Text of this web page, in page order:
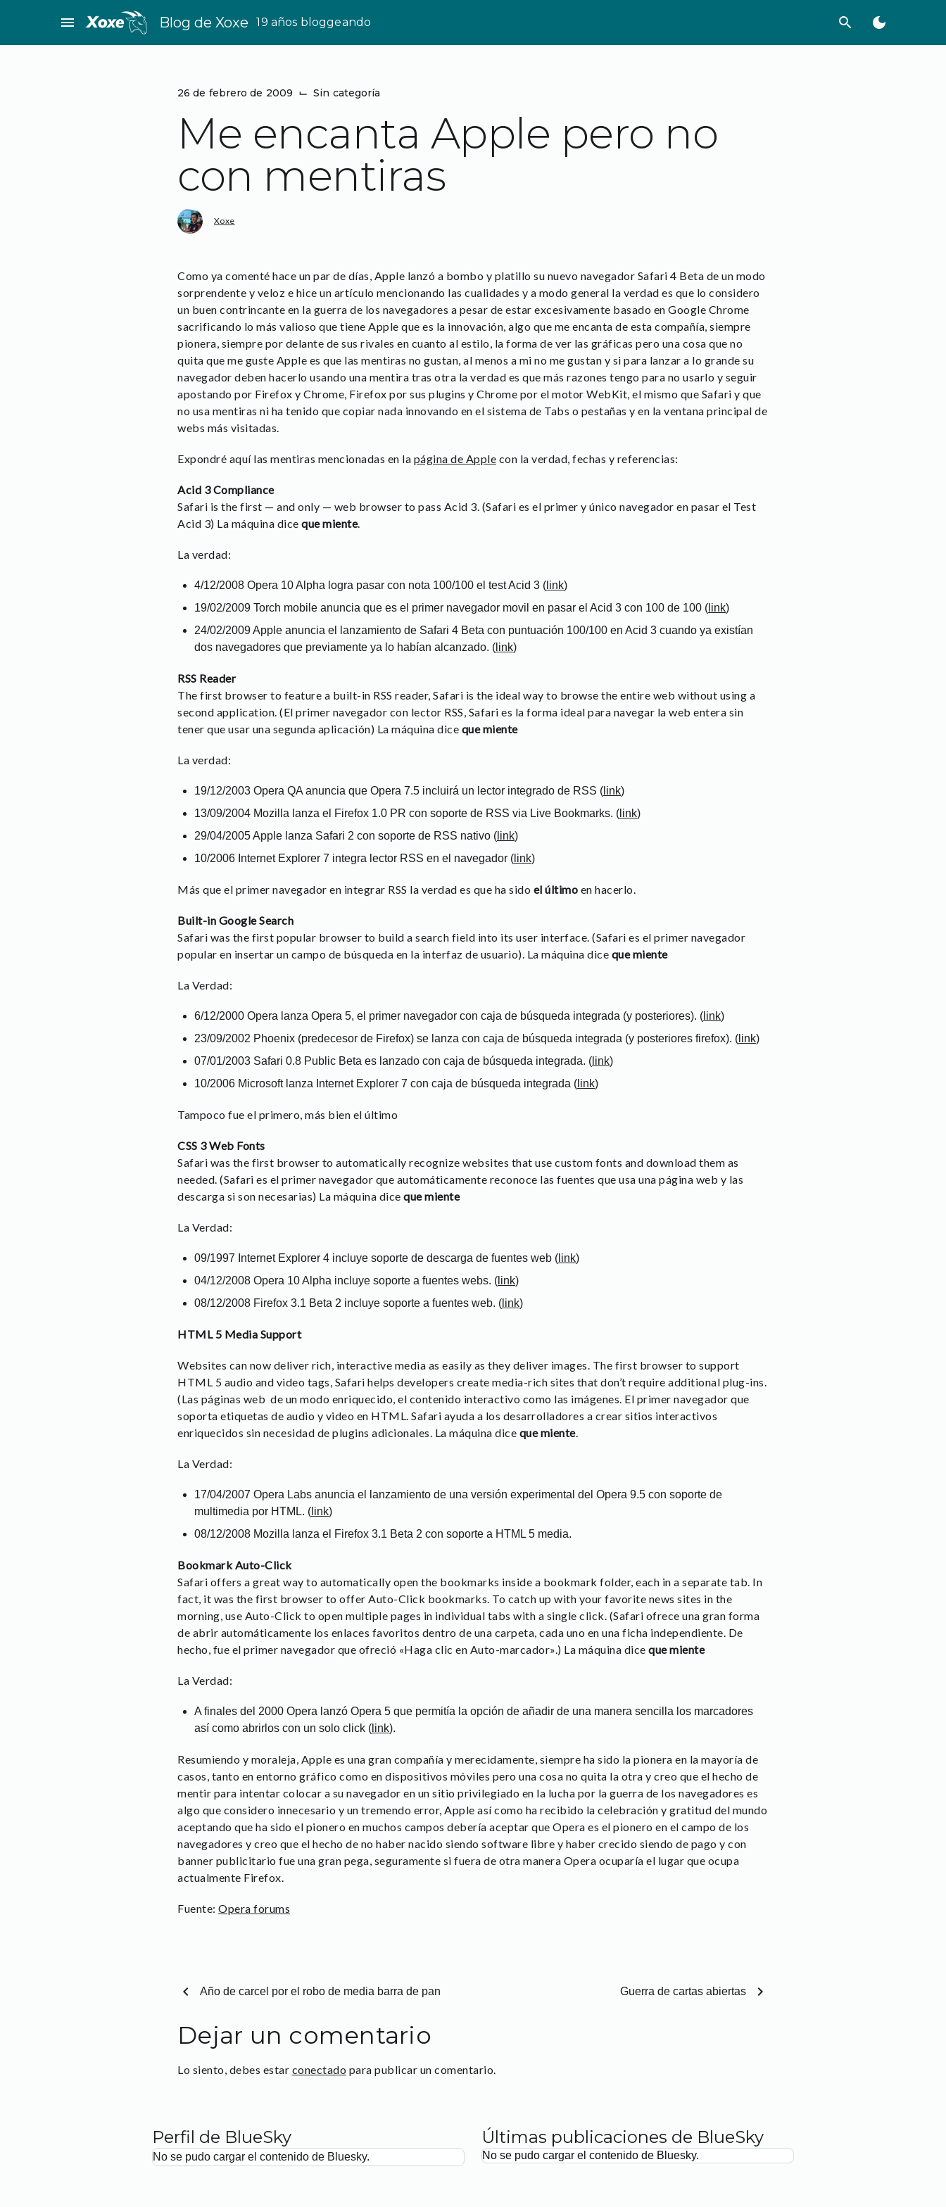
menu Blog de Xoxe 19 años bloggeando search dark_mode
26 de febrero de 2009 ⌙ Sin categoría
Me encanta Apple pero no
con mentiras
Xoxe
Como ya comenté hace un par de días, Apple lanzó a bombo y platillo su nuevo navegador Safari 4 Beta de un modo
sorprendente y veloz e hice un artículo mencionando las cualidades y a modo general la verdad es que lo considero
un buen contrincante en la guerra de los navegadores a pesar de estar excesivamente basado en Google Chrome
sacrificando lo más valioso que tiene Apple que es la innovación, algo que me encanta de esta compañía, siempre
pionera, siempre por delante de sus rivales en cuanto al estilo, la forma de ver las gráficas pero una cosa que no
quita que me guste Apple es que las mentiras no gustan, al menos a mi no me gustan y si para lanzar a lo grande su
navegador deben hacerlo usando una mentira tras otra la verdad es que más razones tengo para no usarlo y seguir
apostando por Firefox y Chrome, Firefox por sus plugins y Chrome por el motor WebKit, el mismo que Safari y que
no usa mentiras ni ha tenido que copiar nada innovando en el sistema de Tabs o pestañas y en la ventana principal de
webs más visitadas.
Expondré aquí las mentiras mencionadas en la página de Apple con la verdad, fechas y referencias:
Acid 3 Compliance
Safari is the first — and only — web browser to pass Acid 3. (Safari es el primer y único navegador en pasar el Test
Acid 3) La máquina dice que miente.
La verdad:
4/12/2008 Opera 10 Alpha logra pasar con nota 100/100 el test Acid 3 ( link)
19/02/2009 Torch mobile anuncia que es el primer navegador movil en pasar el Acid 3 con 100 de 100 ( link)
24/02/2009 Apple anuncia el lanzamiento de Safari 4 Beta con puntuación 100/100 en Acid 3 cuando ya existían
dos navegadores que previamente ya lo habían alcanzado. ( link)
RSS Reader
The first browser to feature a built-in RSS reader, Safari is the ideal way to browse the entire web without using a
second application. (El primer navegador con lector RSS, Safari es la forma ideal para navegar la web entera sin
tener que usar una segunda aplicación) La máquina dice que miente
La verdad:
19/12/2003 Opera QA anuncia que Opera 7.5 incluirá un lector integrado de RSS ( link)
13/09/2004 Mozilla lanza el Firefox 1.0 PR con soporte de RSS via Live Bookmarks. ( link)
29/04/2005 Apple lanza Safari 2 con soporte de RSS nativo ( link)
10/2006 Internet Explorer 7 integra lector RSS en el navegador ( link)
Más que el primer navegador en integrar RSS la verdad es que ha sido el último en hacerlo.
Built-in Google Search
Safari was the first popular browser to build a search field into its user interface. (Safari es el primer navegador
popular en insertar un campo de búsqueda en la interfaz de usuario). La máquina dice que miente
La Verdad:
6/12/2000 Opera lanza Opera 5, el primer navegador con caja de búsqueda integrada (y posteriores). ( link)
23/09/2002 Phoenix (predecesor de Firefox) se lanza con caja de búsqueda integrada (y posteriores firefox). ( link)
07/01/2003 Safari 0.8 Public Beta es lanzado con caja de búsqueda integrada. ( link)
10/2006 Microsoft lanza Internet Explorer 7 con caja de búsqueda integrada ( link)
Tampoco fue el primero, más bien el último
CSS 3 Web Fonts
Safari was the first browser to automatically recognize websites that use custom fonts and download them as
needed. (Safari es el primer navegador que automáticamente reconoce las fuentes que usa una página web y las
descarga si son necesarias) La máquina dice que miente
La Verdad:
09/1997 Internet Explorer 4 incluye soporte de descarga de fuentes web ( link)
04/12/2008 Opera 10 Alpha incluye soporte a fuentes webs. ( link)
08/12/2008 Firefox 3.1 Beta 2 incluye soporte a fuentes web. ( link)
HTML 5 Media Support
Websites can now deliver rich, interactive media as easily as they deliver images. The first browser to support
HTML 5 audio and video tags, Safari helps developers create media-rich sites that don’t require additional plug-ins.
(Las páginas web de un modo enriquecido, el contenido interactivo como las imágenes. El primer navegador que
soporta etiquetas de audio y video en HTML. Safari ayuda a los desarrolladores a crear sitios interactivos
enriquecidos sin necesidad de plugins adicionales. La máquina dice que miente.
La Verdad:
17/04/2007 Opera Labs anuncia el lanzamiento de una versión experimental del Opera 9.5 con soporte de
multimedia por HTML. ( link)
08/12/2008 Mozilla lanza el Firefox 3.1 Beta 2 con soporte a HTML 5 media.
Bookmark Auto-Click
Safari offers a great way to automatically open the bookmarks inside a bookmark folder, each in a separate tab. In
fact, it was the first browser to offer Auto-Click bookmarks. To catch up with your favorite news sites in the
morning, use Auto-Click to open multiple pages in individual tabs with a single click. (Safari ofrece una gran forma
de abrir automáticamente los enlaces favoritos dentro de una carpeta, cada uno en una ficha independiente. De
hecho, fue el primer navegador que ofreció «Haga clic en Auto-marcador».) La máquina dice que miente
La Verdad:
A finales del 2000 Opera lanzó Opera 5 que permitía la opción de añadir de una manera sencilla los marcadores
así como abrirlos con un solo click ( link).
Resumiendo y moraleja, Apple es una gran compañía y merecidamente, siempre ha sido la pionera en la mayoría de
casos, tanto en entorno gráfico como en dispositivos móviles pero una cosa no quita la otra y creo que el hecho de
mentir para intentar colocar a su navegador en un sitio privilegiado en la lucha por la guerra de los navegadores es
algo que considero innecesario y un tremendo error, Apple así como ha recibido la celebración y gratitud del mundo
aceptando que ha sido el pionero en muchos campos debería aceptar que Opera es el pionero en el campo de los
navegadores y creo que el hecho de no haber nacido siendo software libre y haber crecido siendo de pago y con
banner publicitario fue una gran pega, seguramente si fuera de otra manera Opera ocuparía el lugar que ocupa
actualmente Firefox.
Fuente: Opera forums
chevron_left Año de carcel por el robo de media barra de pan Guerra de cartas abiertas chevron_right
Dejar un comentario
Lo siento, debes estar conectado para publicar un comentario.
Perfil de BlueSky
No se pudo cargar el contenido de Bluesky.
Últimas publicaciones de BlueSky
No se pudo cargar el contenido de Bluesky.